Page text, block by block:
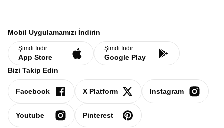
Mobil Uygulamamızı İndirin
Şimdi İndir
App Store
Şimdi İndir
Google Play
Bizi Takip Edin
Facebook X Platform Instagram
Youtube Pinterest